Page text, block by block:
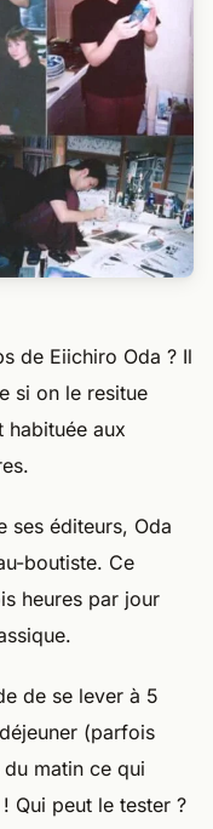
de Eiichiro Oda ? Il
si on le resitue
habituée aux
ses éditeurs, Oda
boutiste. Ce
heures par jour
de se lever à 5
(parfois
du matin ce qui
Qui peut le tester ?